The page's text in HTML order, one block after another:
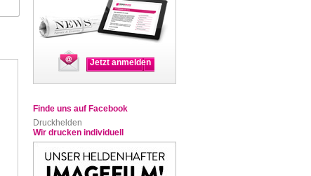
Jetzt anmelden
Finde uns auf Facebook
Druckhelden
Wir drucken individuell